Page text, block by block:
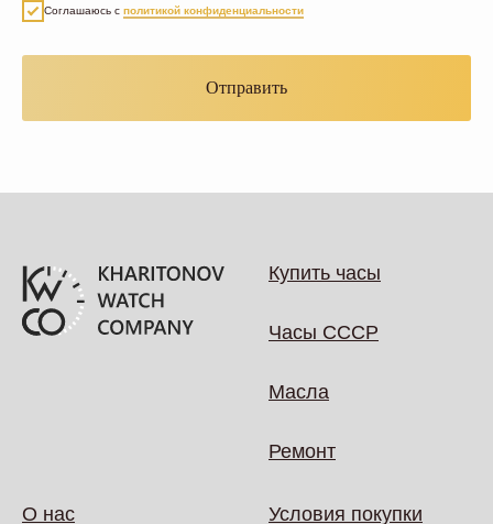
Соглашаюсь с политикой конфиденциальности
Отправить
Купить часы
Часы СССР
Масла
Ремонт
О нас Условия покупки